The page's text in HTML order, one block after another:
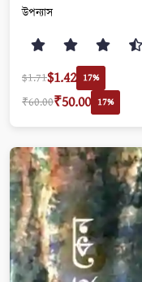
উপন্যাস
$1.71$1.42 17%
₹60.00₹50.00 17%